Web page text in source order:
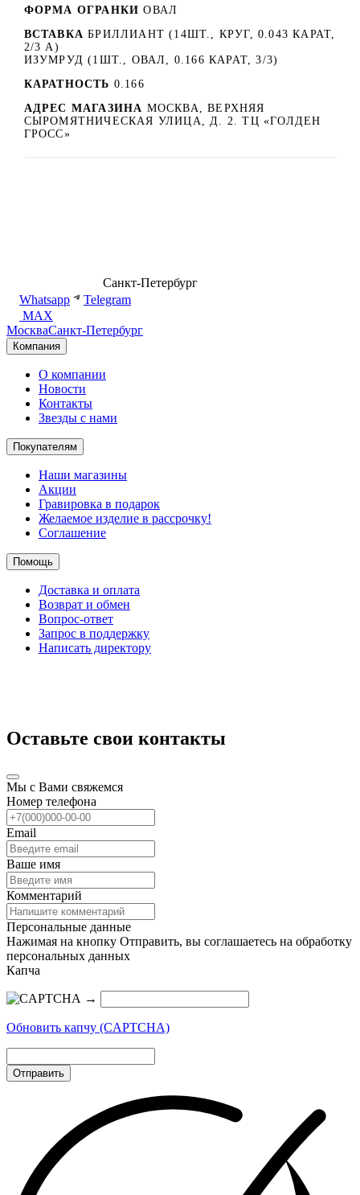
ФОРМА ОГРАНКИ ОВАЛ
ВСТАВКА БРИЛЛИАНТ (14ШТ., КРУГ, 0.043 КАРАТ,
2/3 А)
ИЗУМРУД (1ШТ., ОВАЛ, 0.166 КАРАТ, 3/3)
КАРАТНОСТЬ 0.166
АДРЕС МАГАЗИНА МОСКВА, ВЕРХНЯЯ
СЫРОМЯТНИЧЕСКАЯ УЛИЦА, Д. 2. ТЦ «ГОЛДЕН
ГРОСС»
Санкт-Петербург
Whatsapp
Telegram
MAX
МоскваСанкт-Петербург
Компания
О компании
Новости
Контакты
Звезды с нами
Покупателям
Наши магазины
Акции
Гравировка в подарок
Желаемое изделие в рассрочку!
Соглашение
Помощь
Доставка и оплата
Возврат и обмен
Вопрос-ответ
Запрос в поддержку
Написать директору
Оставьте свои контакты
Мы с Вами свяжемся
Номер телефона
Email
Ваше имя
Комментарий
Персональные данные
Нажимая на кнопку Отправить, вы соглашаетесь на обработку
персональных данных
Капча
→
Обновить капчу (CAPTCHA)
Отправить